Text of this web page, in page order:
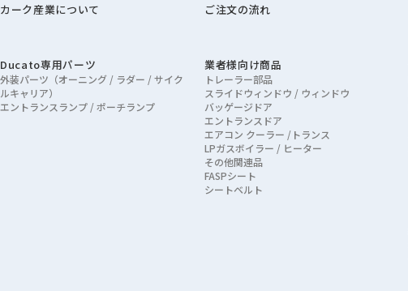
カーク産業について ご注文の流れ
Ducato専用パーツ
外装パーツ（オーニング / ラダー / サイク
ルキャリア）
エントランスランプ / ポーチランプ
業者様向け商品
トレーラー部品
スライドウィンドウ / ウィンドウ
バッゲージドア
エントランスドア
エアコン クーラー /トランス
LPガスボイラー / ヒーター
その他関連品
FASPシート
シートベルト